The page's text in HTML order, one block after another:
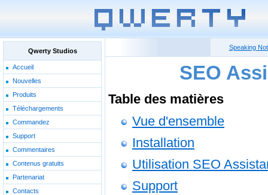
Qwerty Studios
Accueil
Nouvelles
Produits
Téléchargements
Commandez
Support
Commentaires
Contenus gratuits
Partenariat
Contacts
Speaking
SEO
Table des matières
Vue d'ensemble
Installation
Utilisation SEO
Support